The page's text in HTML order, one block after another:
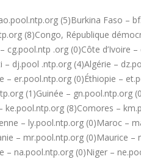
(5)Burkina Faso –
(8)Congo, République
cg.pool.ntp .org (0)Côte d’Ivoire
– dj.pool .ntp.org (4)Algérie –
– er.pool.ntp.org (0)Éthiopie –
(1)Guinée – gn.pool.ntp.org
ke.pool.ntp.org (8)Comores –
– ly.pool.ntp.org (0)Maroc –
– mr.pool.ntp.org (0)Maurice
– na.pool.ntp.org (0)Niger –